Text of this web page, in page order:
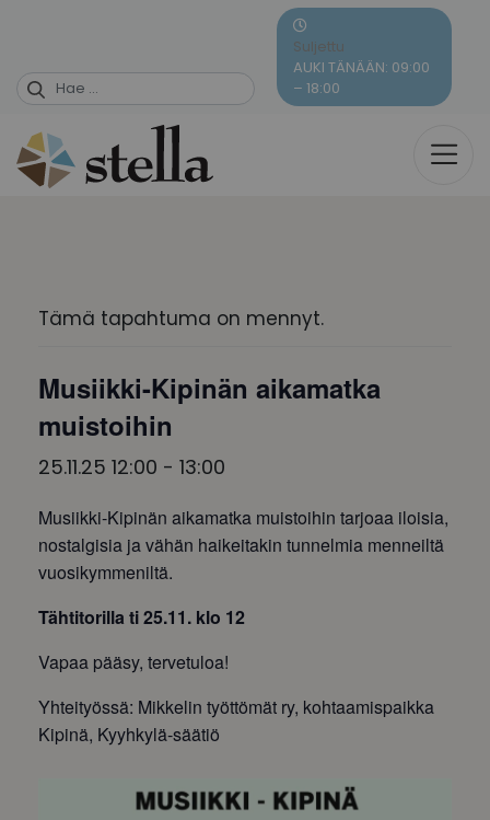
content
Suljettu
AUKI TÄNÄÄN: 09:00
– 18:00
Tämä tapahtuma on mennyt.
Musiikki-Kipinän aikamatka
muistoihin
25.11.25 12:00 - 13:00
Musiikki-Kipinän aikamatka muistoihin tarjoaa iloisia,
nostalgisia ja vähän haikeitakin tunnelmia menneiltä
vuosikymmeniltä.
Tähtitorilla ti 25.11. klo 12
Vapaa pääsy, tervetuloa!
Yhteityössä: Mikkelin työttömät ry, kohtaamispaikka
Kipinä, Kyyhkylä-säätiö